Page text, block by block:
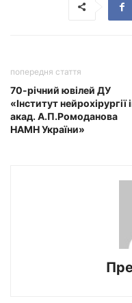
попередня стаття
70-річний ювілей ДУ
«Інститут нейрохірургії
акад. А.П.Ромоданова
НАМН України»